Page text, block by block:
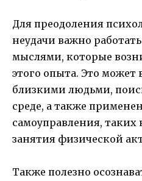
Для преодоления
неудачи важно
мыслями, которые
этого опыта. Это
близкими людьми,
среде, а также
самоуправления,
занятия физической
Также полезно